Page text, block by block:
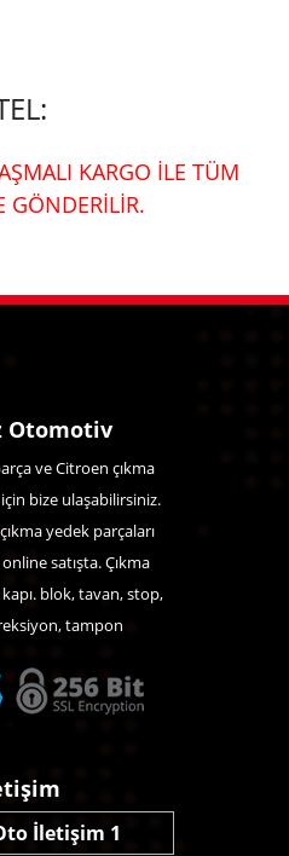
KARGO İLE TÜM
GÖNDERİLİR.
Otomotiv
ve Citroen çıkma
bize ulaşabilirsiniz.
yedek parçaları
satışta. Çıkma
blok, tavan, stop,
tampon
İletişim 1